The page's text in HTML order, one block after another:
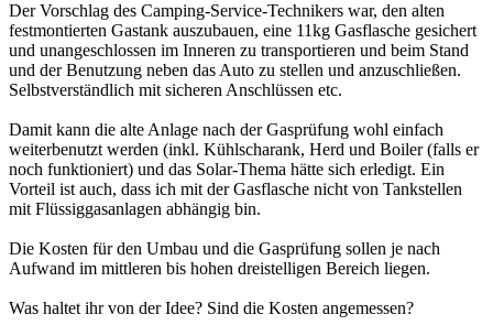
Der Vorschlag des Camping-Service-Technikers war, den alten
festmontierten Gastank auszubauen, eine 11kg Gasflasche gesichert
und unangeschlossen im Inneren zu transportieren und beim Stand
und der Benutzung neben das Auto zu stellen und anzuschließen.
Selbstverständlich mit sicheren Anschlüssen etc.
Damit kann die alte Anlage nach der Gasprüfung wohl einfach
weiterbenutzt werden (inkl. Kühlscharank, Herd und Boiler (falls er
noch funktioniert) und das Solar-Thema hätte sich erledigt. Ein
Vorteil ist auch, dass ich mit der Gasflasche nicht von Tankstellen
mit Flüssiggasanlagen abhängig bin.
Die Kosten für den Umbau und die Gasprüfung sollen je nach
Aufwand im mittleren bis hohen dreistelligen Bereich liegen.
Was haltet ihr von der Idee? Sind die Kosten angemessen?